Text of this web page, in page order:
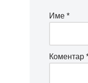
Име *
Коментар